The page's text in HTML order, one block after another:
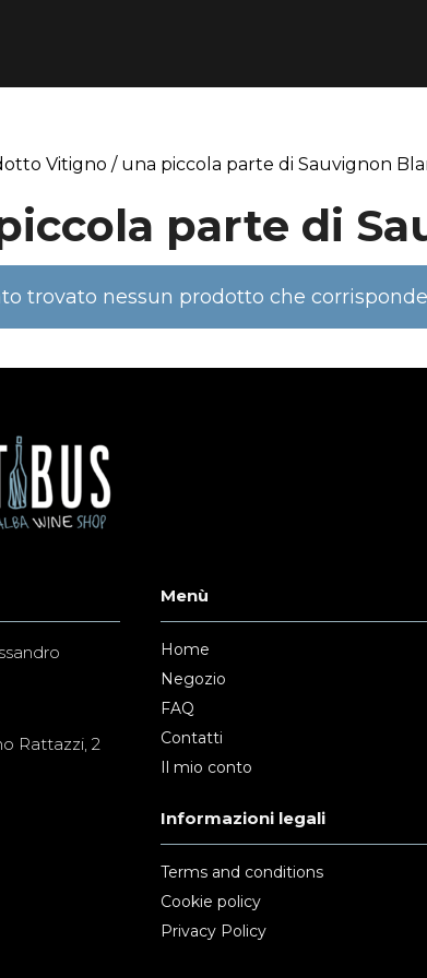
Vitigno / una piccola parte di Sauvignon
parte di
trovato nessun prodotto che
Rattazzi, 2
Menù
Home
Negozio
FAQ
Contatti
Il mio conto
Informazioni legali
Terms and conditions
Cookie policy
Privacy Policy